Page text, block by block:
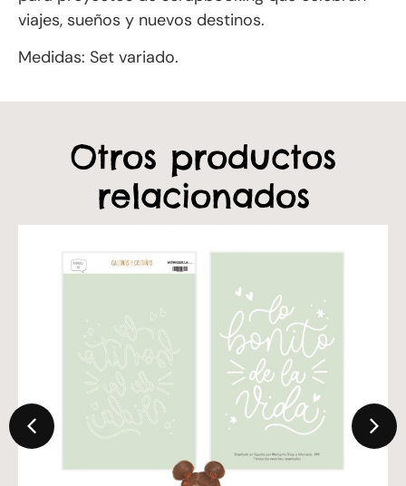
viajes, sueños y nuevos destinos.
Medidas: Set variado.
Otros productos
relacionados